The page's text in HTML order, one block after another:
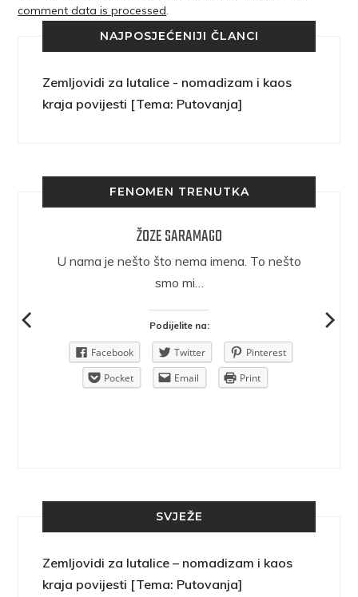
comment data is processed.
NAJPOSJEĆENIJI ČLANCI
Zemljovidi za lutalice - nomadizam i kaos
kraja povijesti [Tema: Putovanja]
FENOMEN TRENUTKA
ŽOZE SARAMAGO
U nama je nešto što nema imena. To nešto
smo mi…
Podijelite na:
Facebook Twitter
Pinterest
Pocket
Email Print
SVJEŽE
Zemljovidi za lutalice – nomadizam i kaos
kraja povijesti [Tema: Putovanja]